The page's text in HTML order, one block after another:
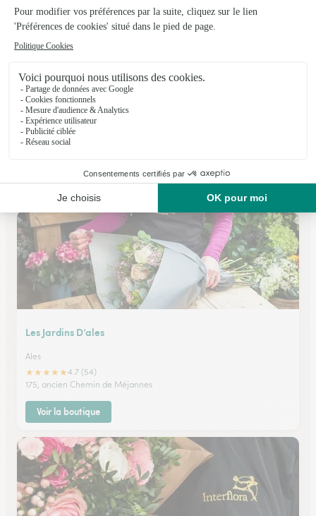
Les Fleurs de Marlotte
Caveirac
★★★★★4.9 (48)
Voir la boutique
Les Jardins D’ales
Ales
★★★★★4.7 (54)
175, ancien Chemin de Méjannes
Voir la boutique